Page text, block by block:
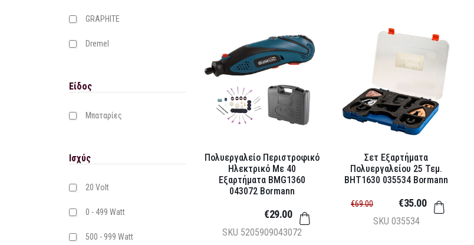
GRAPHITE
Dremel
Είδος
Μπαταρίες
Ισχύς
20 Volt
0 - 499 Watt
500 - 999 Watt
Πολυεργαλείο Περιστροφικό
Ηλεκτρικό Με 40
Εξαρτήματα BMG1360
043072 Bormann
SKU 5205909043072
€29.00
Σετ Εξαρτήματα
Πολυεργαλείου 25 Τεμ.
BHT1630 035534 Bormann
SKU 035534
€69.00 €35.00